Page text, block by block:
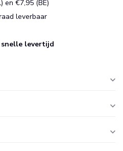
en €7,95 (BE)
leverbaar
snelle levertijd